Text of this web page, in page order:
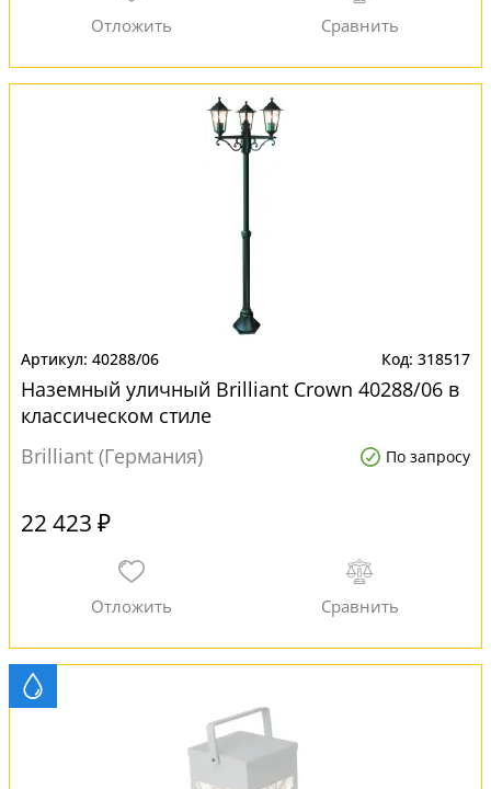
40288/06 318517
Наземный уличный Brilliant Crown 40288/06 в
классическом стиле
Brilliant (Германия)
По запросу
22 423 ₽